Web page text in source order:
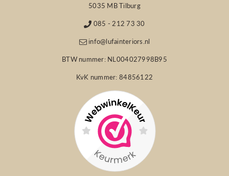
5035 MB Tilburg
085 - 212 73 30
info@lufainteriors.nl
BTW nummer: NL004027998B95
KvK nummer: 84856122